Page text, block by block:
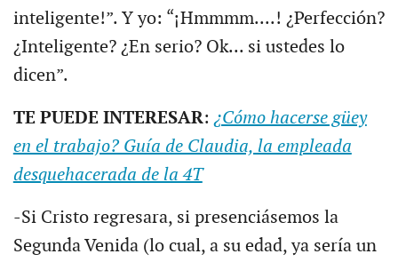
inteligente!”. Y yo: “¡Hmmmm....! ¿Perfección?
¿Inteligente? ¿En serio? Ok... si ustedes lo
dicen”.
TE PUEDE INTERESAR:¿Cómo hacerse güey
en el trabajo? Guía de Claudia, la empleada
desquehacerada de la 4T
-Si Cristo regresara, si presenciásemos la
Segunda Venida (lo cual, a su edad, ya sería un